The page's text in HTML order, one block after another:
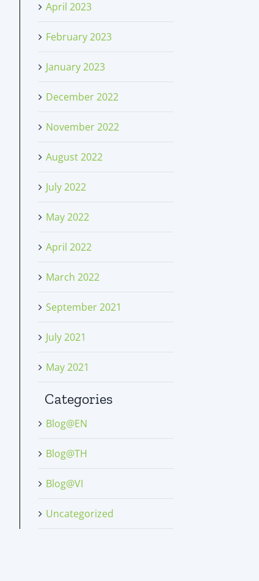
April 2023
February 2023
January 2023
December 2022
November 2022
August 2022
July 2022
May 2022
April 2022
March 2022
September 2021
July 2021
May 2021
Categories
Blog@EN
Blog@TH
Blog@VI
Uncategorized